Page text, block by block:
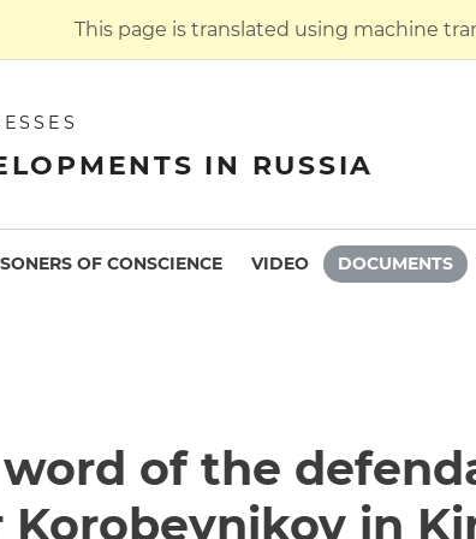
This page is translated using machine
IN RUSSIA
OF CONSCIENCE VIDEO DOCUMENTS
of the
in